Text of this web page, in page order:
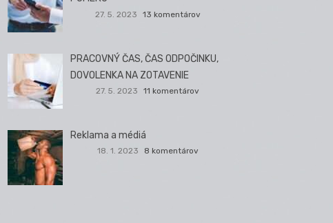
27. 5. 2023 13 komentárov
PRACOVNÝ ČAS, ČAS ODPOČINKU,
DOVOLENKA NA ZOTAVENIE
27. 5. 2023 11 komentárov
Reklama a médiá
18. 1. 2023 8 komentárov